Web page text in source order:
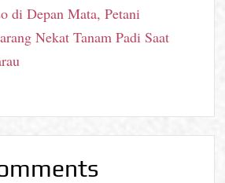
di Depan Mata, Petani
Nekat Tanam Padi Saat